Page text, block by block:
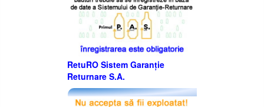
RetuRO Sistem Garanție
Returnare S.A.